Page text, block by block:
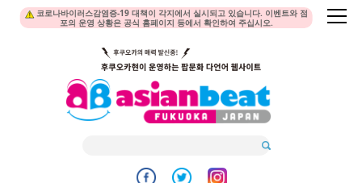
코로나바이러스감염증-19 대책이 각지에서 실시되고 있습니다. 이벤트와 점
포의 운영 상황은 공식 홈페이지 등에서 확인하여 주십시오.